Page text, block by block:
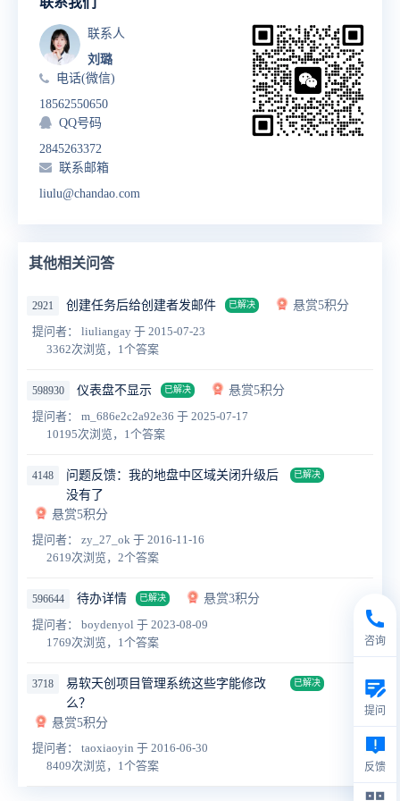
联系人
刘璐
电话(微信)
18562550650
QQ号码
2845263372
联系邮箱
liulu@chandao.com
其他相关问答
2921 创建任务后给创建者发邮件 已解决
悬赏5积分
提问者： liuliangay 于 2015-07-23
3362次浏览，1个答案
598930 仪表盘不显示 已解决
悬赏5积分
提问者： m_686e2c2a92e36 于 2025-07-17
10195次浏览，1个答案
4148
问题反馈：我的地盘中区域关闭升级后
没有了
已解决
悬赏5积分
提问者： zy_27_ok 于 2016-11-16
2619次浏览，2个答案
596644 待办详情 已解决
悬赏3积分
提问者： boydenyol 于 2023-08-09
1769次浏览，1个答案
3718
易软天创项目管理系统这些字能修改
么？
已解决
悬赏5积分
提问者： taoxiaoyin 于 2016-06-30
8409次浏览，1个答案
咨询
提问
反馈